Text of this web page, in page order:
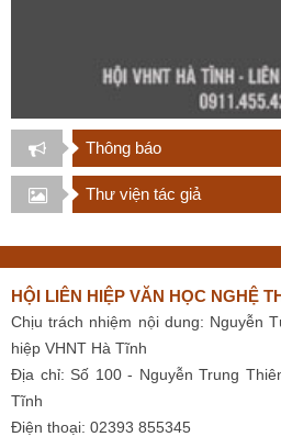
Thông báo
Thư viện tác giả
HỘI LIÊN HIỆP VĂN HỌC NGHỆ
Chịu trách nhiệm nội dung: Nguyễn
hiệp VHNT Hà Tĩnh
Địa chỉ: Số 100 - Nguyễn Trung
Tĩnh
Điện thoại: 02393 855345